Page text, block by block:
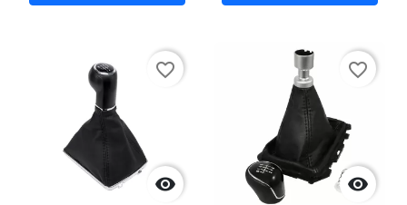

favorite_border

favorite_border